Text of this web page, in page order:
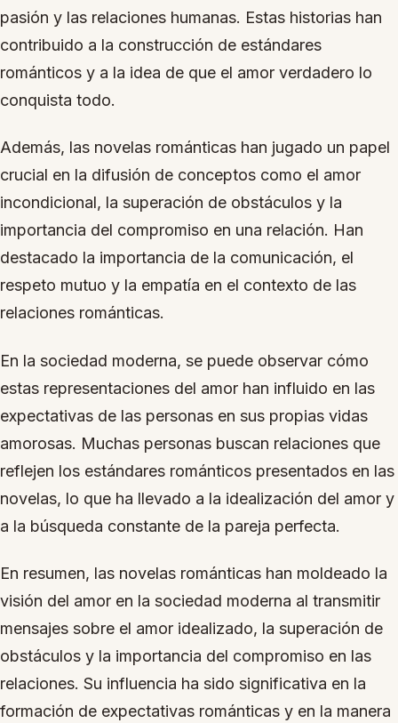
pasión y las relaciones humanas. Estas historias han
contribuido a la construcción de estándares
románticos y a la idea de que el amor verdadero lo
conquista todo.
Además, las novelas románticas han jugado un papel
crucial en la difusión de conceptos como el amor
incondicional, la superación de obstáculos y la
importancia del compromiso en una relación. Han
destacado la importancia de la comunicación, el
respeto mutuo y la empatía en el contexto de las
relaciones románticas.
En la sociedad moderna, se puede observar cómo
estas representaciones del amor han influido en las
expectativas de las personas en sus propias vidas
amorosas. Muchas personas buscan relaciones que
reflejen los estándares románticos presentados en las
novelas, lo que ha llevado a la idealización del amor y
a la búsqueda constante de la pareja perfecta.
En resumen, las novelas románticas han moldeado la
visión del amor en la sociedad moderna al transmitir
mensajes sobre el amor idealizado, la superación de
obstáculos y la importancia del compromiso en las
relaciones. Su influencia ha sido significativa en la
formación de expectativas románticas y en la manera